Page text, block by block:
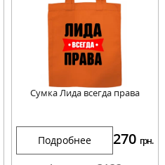
Сумка Лида всегда права
Подробнее 270 грн.